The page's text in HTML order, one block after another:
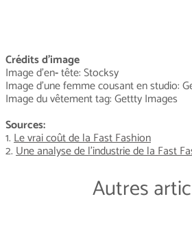
Crédits d'image
Image d'en-tête: Stocksy
Image d'une femme cousant en studio:
Image du vêtement tag: Gettty Images
Sources:
1.Le vrai coût de la Fast Fashion
2.Une analyse de l'industrie de la Fast
Autres